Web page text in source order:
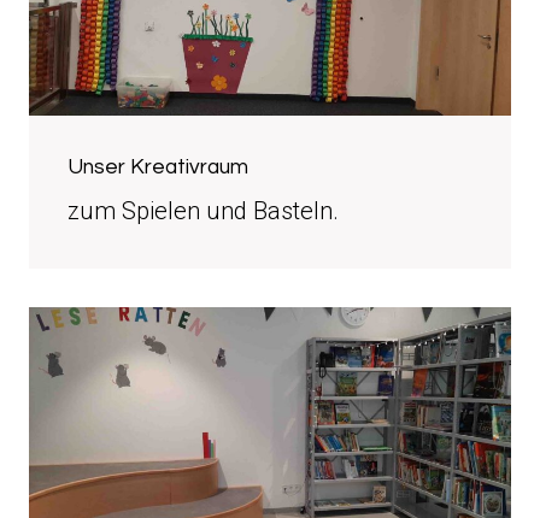
Unser Kreativraum
zum Spielen und Basteln.